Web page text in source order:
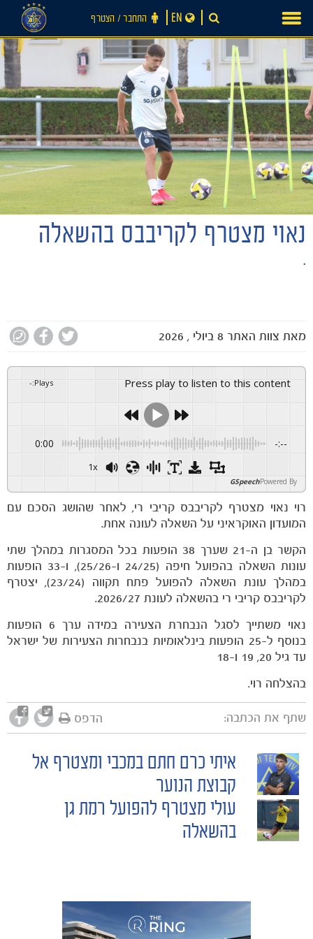
חדשות
הקבוצות
content
התחבר ‪/‬ הצטרף EN
נאוי מצטרף לקריבבס בהשאלה
.
מאת צוות האתר 8 ביולי , 2026
Press play to listen to this content
Plays
:
-
0:00 -:--
1x
Powered By
GSpeech
רוי נאוי מצטרף לקריבבס קריבי רי, לאחר שהושג הסכם עם
המועדון האוקראיני על השאלה לעונה אחת.
הקשר בן ה-21 שערך 38 הופעות בכל המסגרות במהלך שתי
עונות השאלה בהפועל חיפה (24/25 ו-25/26), ו-33 הופעות
במהלך עונת השאלה להפועל פתח תקווה (23/24), יצטרף
לקריבבס קריבי רי בהשאלה לעונת 2026/27.
נאוי משתייך לסגל הנבחרת הצעירה במידה ערך 6 הופעות
בנוסף ל-25 הופעות בינלאומיות בנבחרות הצעירות של ישראל
עד גיל 20, 19 ו-18
בהצלחה רוי.
שתף את הכתבה: הדפס
POST
NAVIGATION
איתי כרם חתם במכבי ומצטרף אל
קבוצת הנוער
עולי מצטרף להפועל רמת גן
בהשאלה